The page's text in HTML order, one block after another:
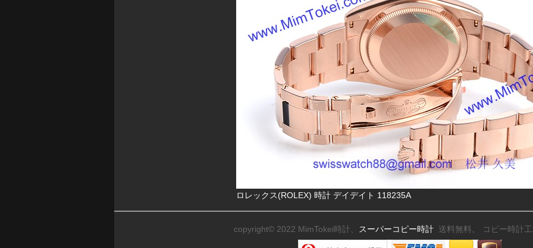
ロレックス(ROLEX) 時計 デイデイト 118235A
copyright© 2022 MimTokei時計、 スーパーコピー時計 送料無料。 コピー時計